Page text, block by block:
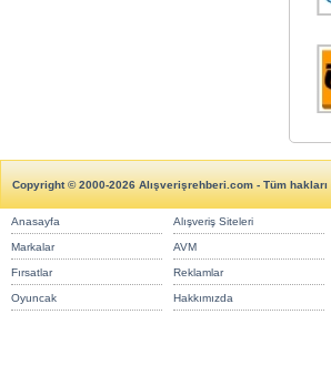
Copyright © 2000-2026 Alışverişrehberi.com - Tüm hakları
Anasayfa Alışveriş Siteleri
Markalar AVM
Fırsatlar Reklamlar
Oyuncak Hakkımızda